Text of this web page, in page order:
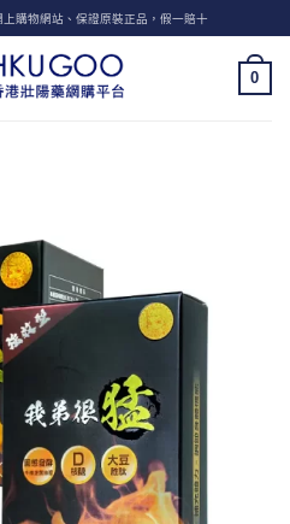
購物網站、保證原裝正品，假一賠十
0